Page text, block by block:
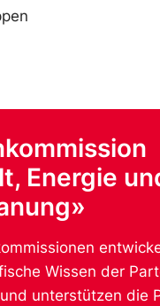
Energie
Wissen der
unterstützen die